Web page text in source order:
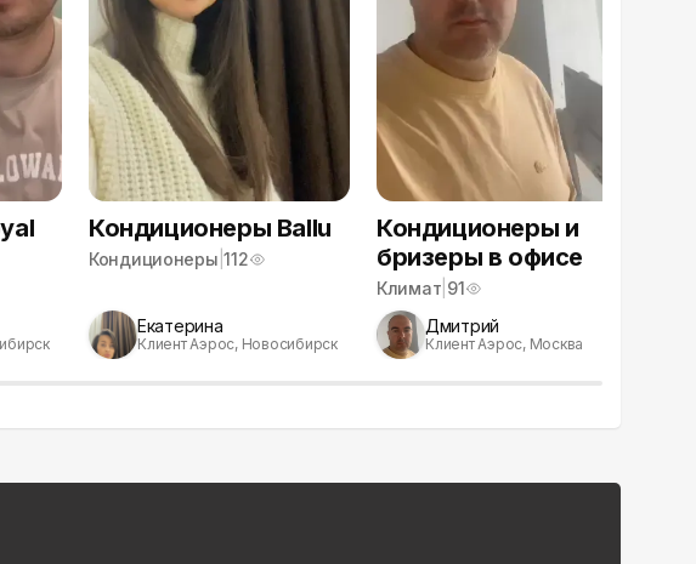
Кондиционеры Ballu
Кондиционеры |112
Екатерина
Клиент Аэрос, Новосибирск
Кондиционеры и
бризеры в офисе
Климат 91
Дмитрий
Клиент Аэрос, Москва